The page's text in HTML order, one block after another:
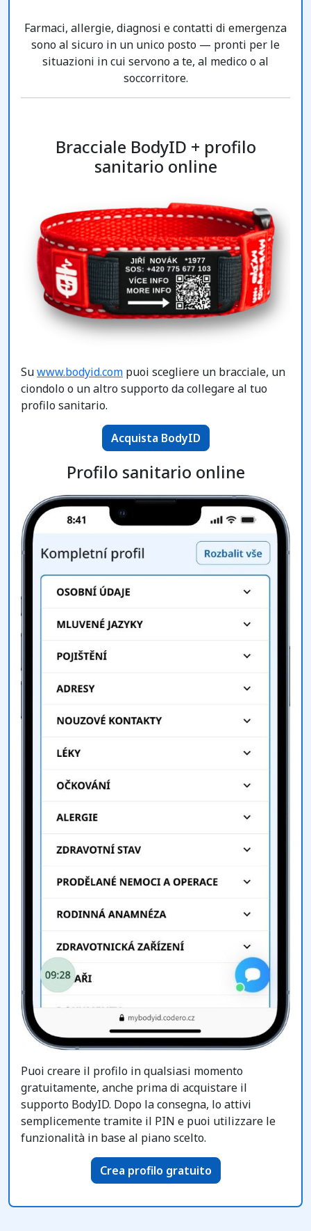
Farmaci, allergie, diagnosi e contatti di emergenza
sono al sicuro in un unico posto — pronti per le
situazioni in cui servono a te, al medico o al
soccorritore.
Bracciale BodyID + profilo
sanitario online
Suwww.bodyid.com puoi scegliere un bracciale, un
ciondolo o un altro supporto da collegare al tuo
profilo sanitario.
Acquista BodyID
Profilo sanitario online
Puoi creare il profilo in qualsiasi momento
gratuitamente, anche prima di acquistare il
supporto BodyID. Dopo la consegna, lo attivi
semplicemente tramite il PIN e puoi utilizzare le
funzionalità in base al piano scelto.
Crea profilo gratuito